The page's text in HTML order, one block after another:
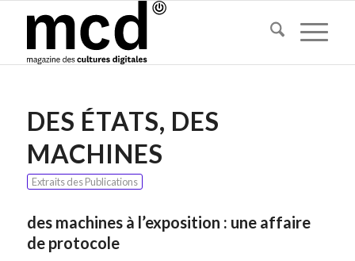
DES ÉTATS, DES
MACHINES
Extraits des Publications
des machines à l’exposition : une affaire
de protocole